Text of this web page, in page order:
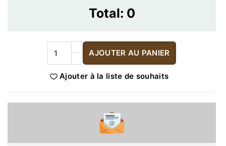
Total: 0
AJOUTER AU PANIER
Ajouter à la liste de souhaits